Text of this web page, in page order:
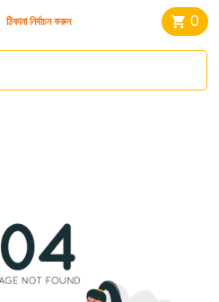
ঠিকানা নির্বাচন করুন 0